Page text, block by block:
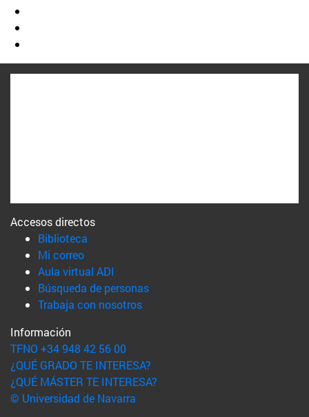
Accesos directos
Biblioteca
Mi correo(abre en nueva ventana)
Aula virtual ADI
Búsqueda de personas(abre en nueva ventana)
Trabaja con nosotros(abre en nueva ventana)
Información
TFNO +34 948 42 56 00
¿QUÉ GRADO TE INTERESA?
¿QUÉ MÁSTER TE INTERESA?
© Universidad de Navarra